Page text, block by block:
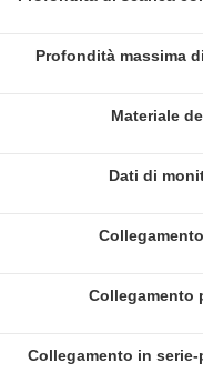
Profondità massima
Materiale
Dati di
Collegamento
Collegamento in serie-